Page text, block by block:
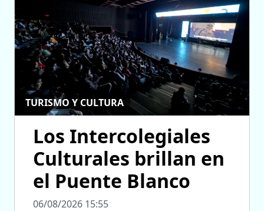
TURISMO Y CULTURA
Los Intercolegiales
Culturales brillan en
el Puente Blanco
06/08/2026 15:55